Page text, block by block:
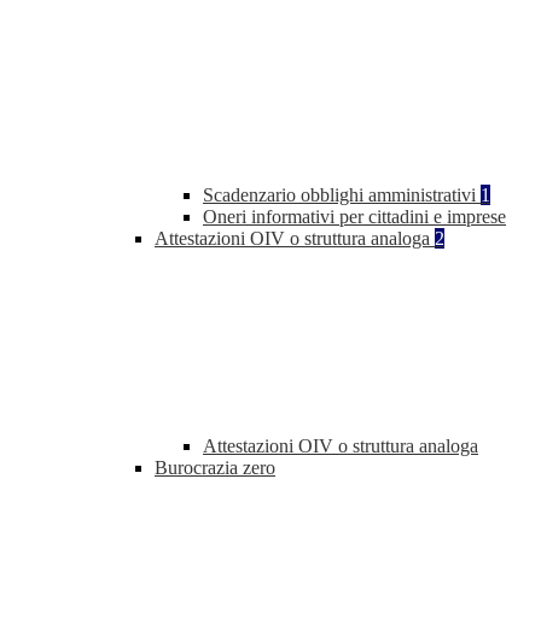
Scadenzario obblighi amministrativi 1
Oneri informativi per cittadini e imprese
Attestazioni OIV o struttura analoga 2
Attestazioni OIV o struttura analoga
Burocrazia zero